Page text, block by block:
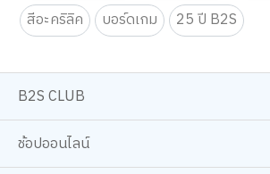
สีอะคริลิค
บอร์ดเกม 25 ปี B2S
B2S CLUB
ช้อปออนไลน์